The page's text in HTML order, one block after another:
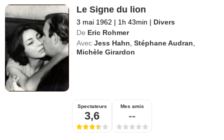
Le Signe du lion
3 mai 1962 | 1h 43min | Divers
De Eric Rohmer
Avec Jess Hahn,Stéphane Audran,
Michèle Girardon
Spectateurs
3,6
Mes amis
--